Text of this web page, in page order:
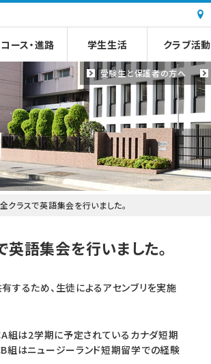
受験生と保護者の方へ
コース・進路 学生生活 クラブ活動
クラスで英語集会を行いました。
英語集会を行いました。
するため、生徒によるアセンブリを実施
組は2学期に予定されているカナダ短期
組はニュージーランド短期留学での経験